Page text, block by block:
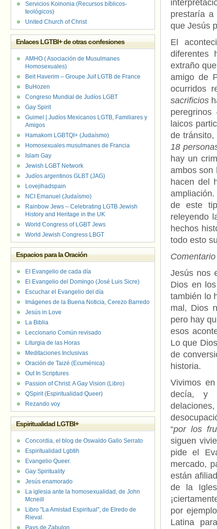
prestaría a
que Jesús
El
diferentes
extraño
amigo de
ocurridos
sacrificios
laicos
de
18
hay un
ambos son
hacen del
de este
releyendo
hechos
todo esto
Comentario
Jesús nos
Dios en
también lo
mal, Dios
pero hay
esos
Lo que
de
historia.
Vivimos
decía, y
“por los
siguen
pide el
mercado,
están
de la
por
Latina
Servicios Koinonia (Recursos bíblicos-
teológicos)
United Church of Christ
Enlaces LGTBI+ de otras confesiones
AMHO ( Asociación de Musulmanes
Homosexuales)
Beit Haverim – Groupe Juif LGTB de France
BuHozen
Congreso Mundial de Judíos LGBT
Gay Spirit
Guimel | Judíos Mexicanos LGTB, Familiares y
Amigos
Hamakom LGBTQI+ (Judaísmo)
Homosexuales musulmanes de Francia
Islam Gay
Jewish LGBT Network
Judíos argentinos GLBT (JAG)
Lovejihadspain
NCI Emanuel (Judaísmo)
Rainbow Jews – Celebrating LGTB Jewish
History and Heritage in the UK
World Congress of LGBT Jews
World Jewish Congress LBGT
Espacios para la Oración
El Evangelio de cada día
El Evangelio del Domingo (José Luis Sicre)
Escuchar el Evangelio del día
Imágenes de la Buena Noticia, Cerezo Barredo
Jesús in Love
La Biblia
Leccionario Común revisado
Liturgia de las Horas
Meditaciones Inclusivas
Oración de Taizé (Ecuménica)
Out In Scriptures
Passion of Christ: A Gay Vision (Libro)
QSpirit (Espiritualidad Queer)
Rezando voy
Espiritualidad LGTBI+
Concordia, el blog de Oswaldo Gallo Serrato
Espiritualidad Lgbtih
Evangelio Queer.
Gay Spirituality
Jesús enamorado
La iglesia ante la homosexualidad, de John
Mcneill
Libro "La Amistad Espiritual", de Elredo de
Rieval.
Pays de Zabulon